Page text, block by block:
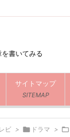
書いてみる
サイトマップ
SITEMAP
ビ >  ドラマ > 